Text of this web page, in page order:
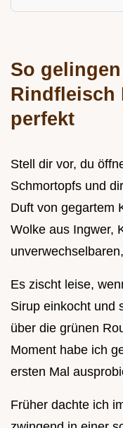
So
Rindfleisch
perfekt
Stell dir vor, du
Schmortopfs und
Duft von gegartem
Wolke aus Ingwer,
Es zischt leise,
Sirup einkocht und
über die grünen
Moment habe ich
ersten Mal
Früher dachte ich